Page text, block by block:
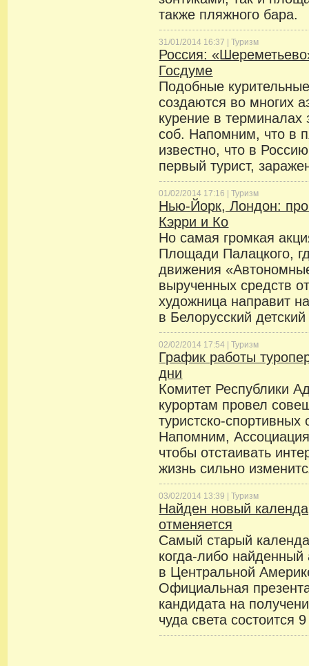
также пляжного бара.
31/01/2014 16:37 |Туризм
Россия:
Госдуме
Подобные
создаются во многих
курение в
соб. Напомним, что в
известно, что в
первый турист,
01/02/2014 17:16 |Туризм
Нью-Йорк, Лондон:
Кэрри и Ко
Но самая громкая
Площади Палацкого,
движения
вырученных средств
художница направит
в Белорусский
02/02/2014 17:54 |Туризм
График работы
дни
Комитет Республики
курортам провел
туристско-спортивных
Напомним,
чтобы отстаивать
жизнь сильно
03/02/2014 13:39 |Туризм
Найден новый
отменяется
Самый старый
когда-либо
в Центральной
Официальная
кандидата на
чуда света состоится